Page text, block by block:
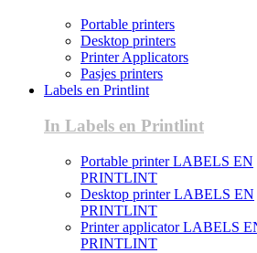
Portable printers
Desktop printers
Printer Applicators
Pasjes printers
Labels en Printlint
In Labels en Printlint
Portable printer LABELS EN
PRINTLINT
Desktop printer LABELS EN
PRINTLINT
Printer applicator LABELS
PRINTLINT